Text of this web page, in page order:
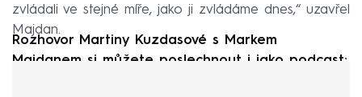
zvládali ve stejné míře, jako ji zvládáme dnes,“ uzavřel
Majdan.
Rozhovor Martiny Kuzdasové s Markem
Majdanem si můžete poslechnout i jako podcast: